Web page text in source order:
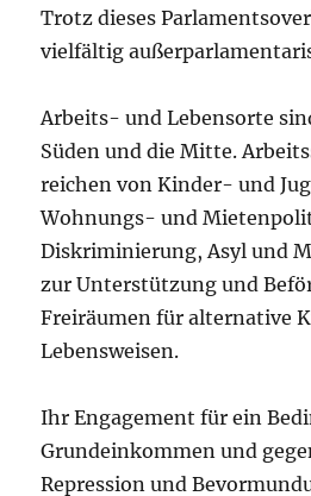
Trotz dieses
vielfältig
Arbeits- und Lebensorte
Süden und die Mitte.
reichen von Kinder- und
Wohnungs- und
Diskriminierung, Asyl und
zur Unterstützung und
Freiräumen für alternative
Lebensweisen.
Ihr Engagement für ein
Grundeinkommen und
Repression und